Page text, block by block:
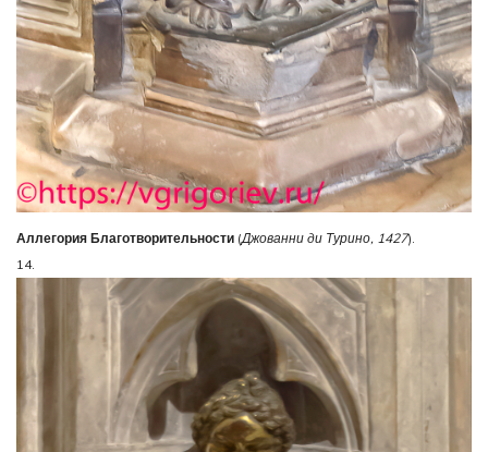
Аллегория Благотворительности (Джованни ди Турино, 1427).
14.